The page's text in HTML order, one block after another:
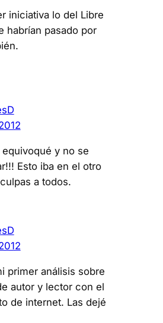
iniciativa lo del Libre
habrían pasado por
y no se
Esto iba en el otro
a todos.
primer análisis sobre
autor y lector con el
de internet. Las dejé